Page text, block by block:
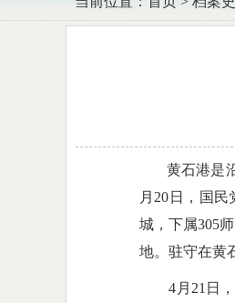
黄石港是
月20日，国
城，下属305
地。驻守在黄
4月21日，